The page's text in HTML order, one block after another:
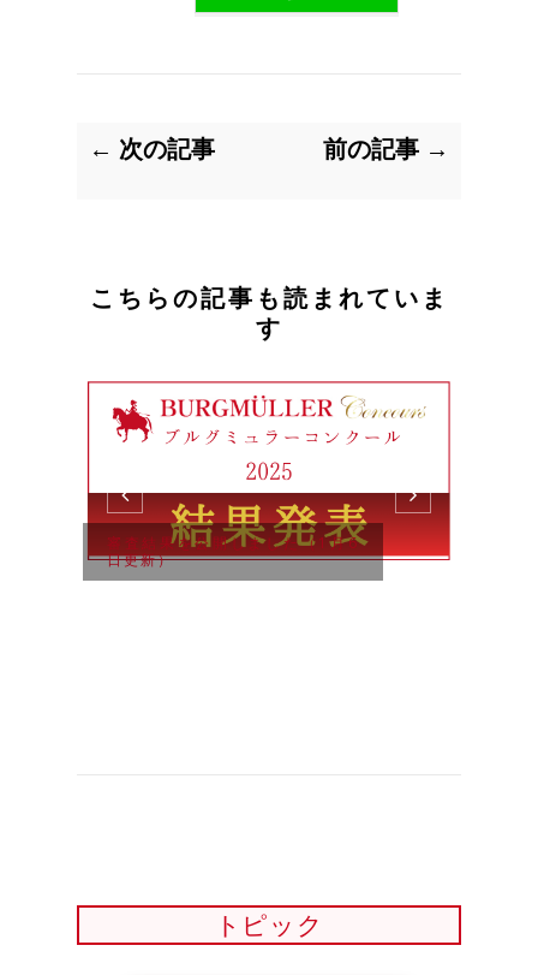
← 次の記事 前の記事 →
こちらの記事も読まれていま
す
審査結果を公開しました（1月6
日更新）
トピック